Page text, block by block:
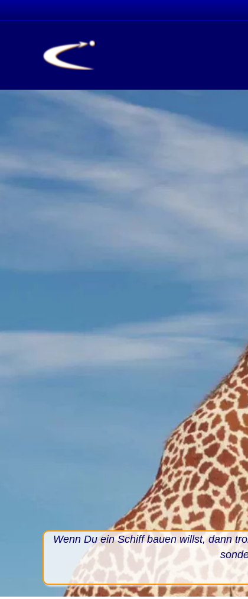
Wenn Du ein Schiff bauen willst, dann